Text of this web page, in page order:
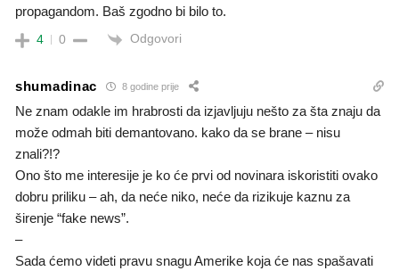
propagandom. Baš zgodno bi bilo to.
4 0 Odgovori
shumadinac 8 godine prije
Ne znam odakle im hrabrosti da izjavljuju nešto za šta znaju da
može odmah biti demantovano. kako da se brane – nisu
znali?!?
Ono što me interesije je ko će prvi od novinara iskoristiti ovako
dobru priliku – ah, da neće niko, neće da rizikuje kaznu za
širenje “fake news”.
–
Sada ćemo videti pravu snagu Amerike koja će nas spašavati